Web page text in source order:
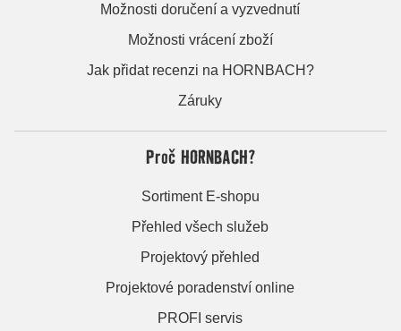
Možnosti doručení a vyzvednutí
Možnosti vrácení zboží
Jak přidat recenzi na HORNBACH?
Záruky
Proč HORNBACH?
Sortiment E-shopu
Přehled všech služeb
Projektový přehled
Projektové poradenství online
PROFI servis